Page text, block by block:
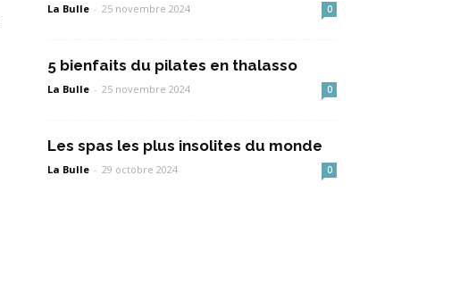
La Bulle - 25 novembre 2024 0
5 bienfaits du pilates en thalasso
La Bulle - 25 novembre 2024 0
Les spas les plus insolites du monde
La Bulle - 29 octobre 2024 0